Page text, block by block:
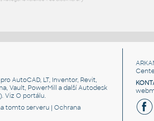
AutoCAD, LT, Inventor, Revit,
Vault, PowerMill a další Autodesk
VizO portálu.
tomto serveru |Ochrana